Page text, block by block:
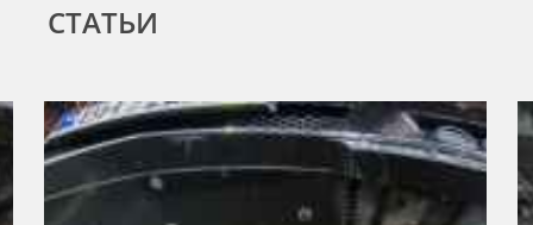
СТАТЬИ